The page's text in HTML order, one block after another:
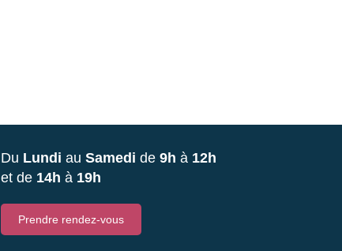
Du Lundi au Samedi de 9h à 12h
et de 14h à 19h
Prendre rendez-vous